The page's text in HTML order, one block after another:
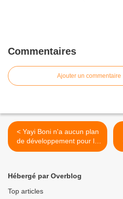
Commentaires
Ajouter un commentaire
< Yayi Boni n'a aucun plan
de développement pour le
Bénin !!!
Hébergé par Overblog
Top articles